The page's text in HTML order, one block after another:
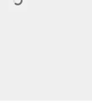
Loading…